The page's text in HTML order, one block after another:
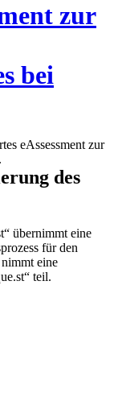
zur
bei
eAssessment zur
des
übernimmt eine
für den
eine
teil.